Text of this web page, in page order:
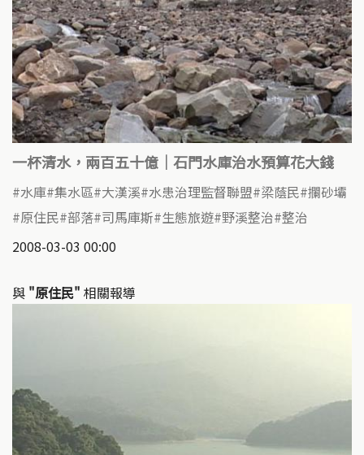
一杯清水，兩百五十億｜石門水庫治水預算花大錢
水庫 集水區 大漢溪 水患治理監督聯盟 梁蔭民 攔砂壩
原住民 部落 司馬庫斯 生態旅遊 野溪整治 整治
2008-03-03 00:00
與 "原住民" 相關報導